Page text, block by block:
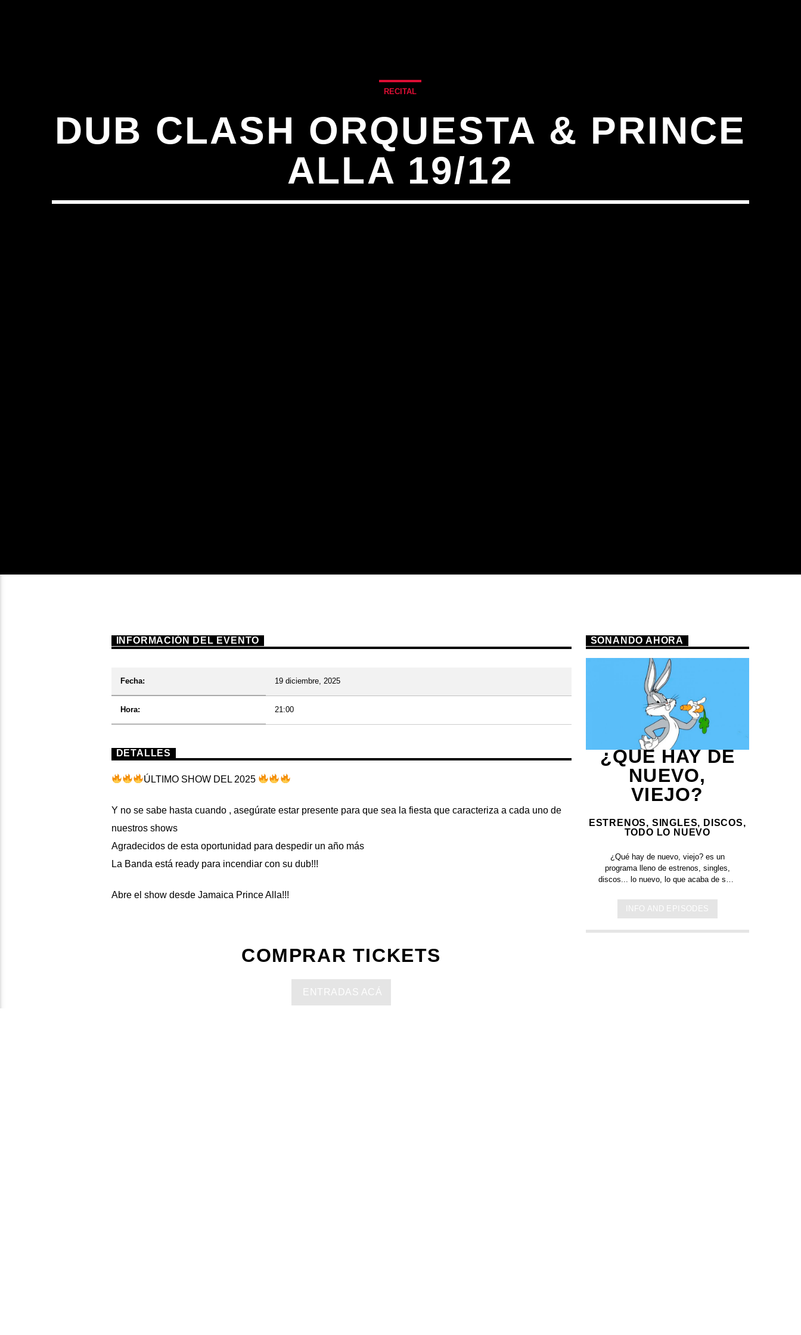
RECITAL
DUB CLASH ORQUESTA & PRINCE
ALLA 19/12
INFORMACIÓN DEL EVENTO
Fecha: 19 diciembre, 2025
Hora: 21:00
DETALLES
ÚLTIMO SHOW DEL 2025
Y no se sabe hasta cuando , asegúrate estar presente para que sea la fiesta que caracteriza a cada uno de
nuestros shows
Agradecidos de esta oportunidad para despedir un año más
La Banda está ready para incendiar con su dub!!!
Abre el show desde Jamaica Prince Alla!!!
COMPRAR TICKETS
ENTRADAS ACÁ
SONANDO AHORA
¿QUE HAY DE
NUEVO,
VIEJO?
ESTRENOS, SINGLES, DISCOS,
TODO LO NUEVO
¿Qué hay de nuevo, viejo?es un
programa lleno de estrenos, singles,
discos... lo nuevo, lo que acaba de salir
lo escuchas acá. Sin cortes y
conducido por:Bugs Bunny,el conejo
INFO AND EPISODES